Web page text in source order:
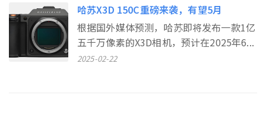
哈苏X3D 150C重磅来袭，有望5月
根据国外媒体预测，哈苏即将发布一款1亿
五千万像素的X3D相机，预计在2025年6...
2025-02-22